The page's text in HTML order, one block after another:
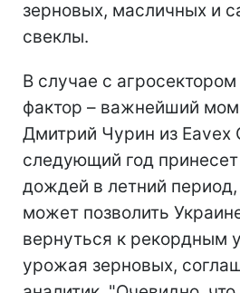
зерновых, масличных и
свеклы.
В случае с
фактор – важнейший
Дмитрий Чурин из Eavex
следующий год принесет
дождей в летний период,
может позволить
вернуться к рекордным
урожая зерновых,